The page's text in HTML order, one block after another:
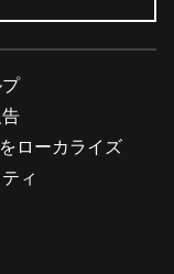
ローカライズ
ィ